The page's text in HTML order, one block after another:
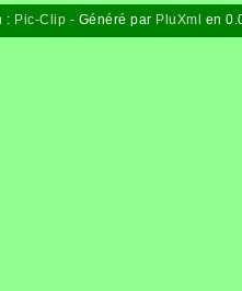
: Pic-Clip - Généré par PluXml en